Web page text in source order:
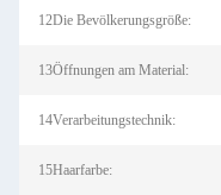
12Die Bevölkerungsgröße:
13Öffnungen am Material:
14Verarbeitungstechnik:
15Haarfarbe: